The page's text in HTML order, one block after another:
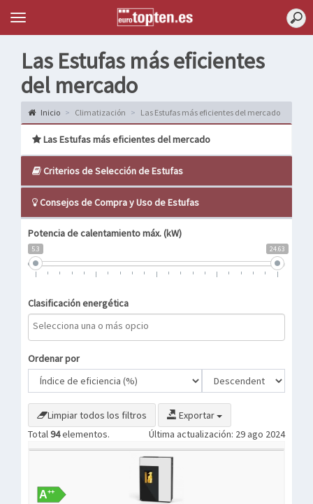
Topten
Menu
Las Estufas más eficientes
del mercado
Inicio Climatización Las Estufas más eficientes del mercado
Las Estufas más eficientes del mercado
Criterios de Selección de Estufas
Consejos de Compra y Uso de Estufas
Potencia de calentamiento máx. (kW)
5.3 24.63
Clasificación energética
Ordenar por
Limpiar todos los filtros
Exportar
Total94elementos. Última actualización: 29 ago 2024